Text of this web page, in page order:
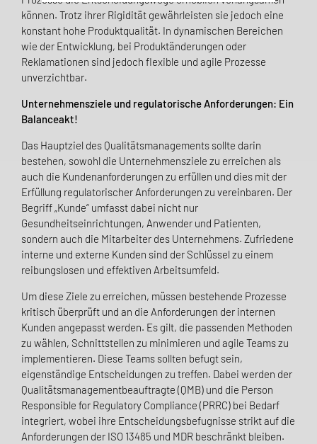
können. Trotz ihrer Rigidität gewährleisten sie jedoch eine
konstant hohe Produktqualität. In dynamischen Bereichen
wie der Entwicklung, bei Produktänderungen oder
Reklamationen sind jedoch flexible und agile Prozesse
unverzichtbar.
Unternehmensziele und regulatorische Anforderungen: Ein
Balanceakt!
Das Hauptziel des Qualitätsmanagements sollte darin
bestehen, sowohl die Unternehmensziele zu erreichen als
auch die Kundenanforderungen zu erfüllen und dies mit der
Erfüllung regulatorischer Anforderungen zu vereinbaren. Der
Begriff „Kunde“ umfasst dabei nicht nur
Gesundheitseinrichtungen, Anwender und Patienten,
sondern auch die Mitarbeiter des Unternehmens. Zufriedene
interne und externe Kunden sind der Schlüssel zu einem
reibungslosen und effektiven Arbeitsumfeld.
Um diese Ziele zu erreichen, müssen bestehende Prozesse
kritisch überprüft und an die Anforderungen der internen
Kunden angepasst werden. Es gilt, die passenden Methoden
zu wählen, Schnittstellen zu minimieren und agile Teams zu
implementieren. Diese Teams sollten befugt sein,
eigenständige Entscheidungen zu treffen. Dabei werden der
Qualitätsmanagementbeauftragte (QMB) und die Person
Responsible for Regulatory Compliance (PRRC) bei Bedarf
integriert, wobei ihre Entscheidungsbefugnisse strikt auf die
Anforderungen der ISO 13485 und MDR beschränkt bleiben.